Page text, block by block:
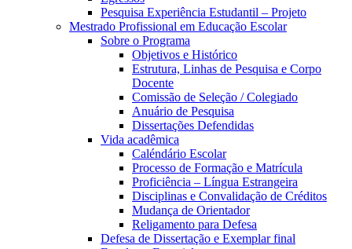
Pesquisa Experiência Estudantil – Projeto
Mestrado Profissional em Educação Escolar
Sobre o Programa
Objetivos e Histórico
Estrutura, Linhas de Pesquisa e Corpo
Docente
Comissão de Seleção / Colegiado
Anuário de Pesquisa
Dissertações Defendidas
Vida acadêmica
Caléndário Escolar
Processo de Formação e Matrícula
Proficiência – Língua Estrangeira
Disciplinas e Convalidação de Créditos
Mudança de Orientador
Religamento para Defesa
Defesa de Dissertação e Exemplar final